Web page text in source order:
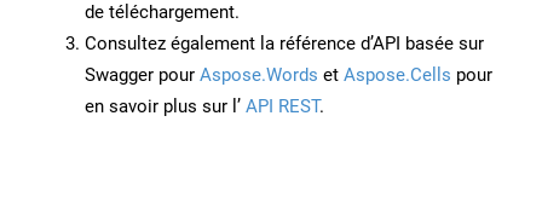
de téléchargement.
Consultez également la référence d’API basée sur
Swagger pour Aspose.Words et Aspose.Cells pour
en savoir plus sur l’ API REST.